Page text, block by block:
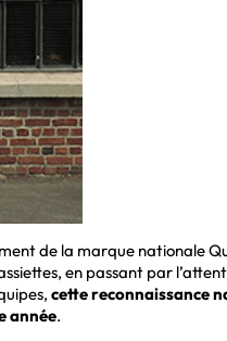
de la marque nationale
en passant par
cette reconnaissance
année.